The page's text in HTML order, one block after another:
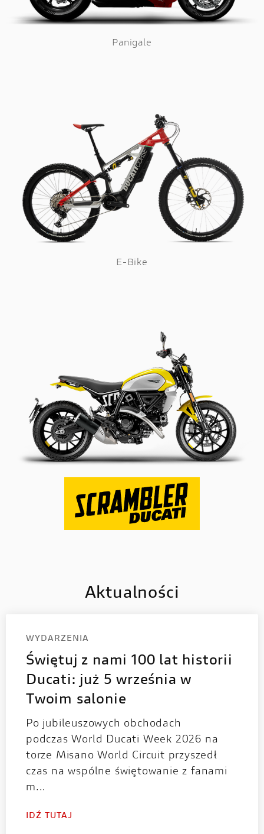
Panigale
E-Bike
Aktualności
WYDARZENIA
Świętuj z nami 100 lat historii
Ducati: już 5 września w
Twoim salonie
Po jubileuszowych obchodach
podczas World Ducati Week 2026 na
torze Misano World Circuit przyszedł
czas na wspólne świętowanie z fanami
m...
IDŹ TUTAJ